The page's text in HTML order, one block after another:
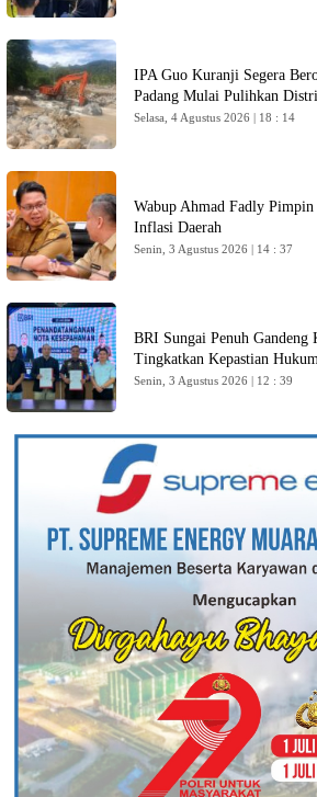
IPA Guo Kuranji Segera
Padang Mulai Pulihkan
Selasa, 4 Agustus 2026 | 18 : 14
Wabup Ahmad Fadly Pimpin
Inflasi Daerah
Senin, 3 Agustus 2026 | 14 : 37
BRI Sungai Penuh Gandeng
Tingkatkan Kepastian
Senin, 3 Agustus 2026 | 12 : 39